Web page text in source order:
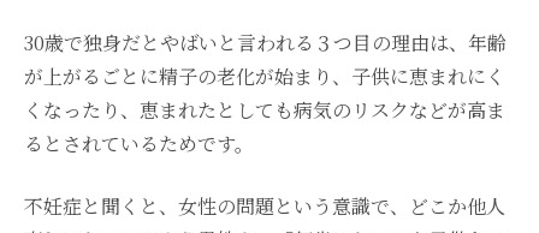
30歳で独身だとやばいと言われる３つ目の理由は、年齢
が上がるごとに精子の老化が始まり、子供に恵まれにく
くなったり、恵まれたとしても病気のリスクなどが高ま
るとされているためです。
不妊症と聞くと、女性の問題という意識で、どこか他人